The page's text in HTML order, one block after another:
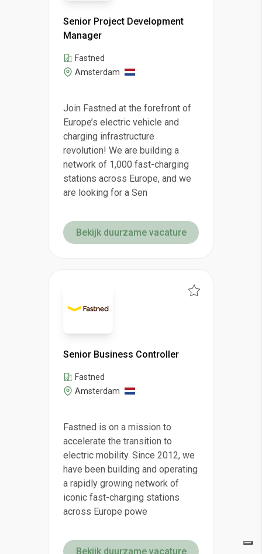
Senior Project Development
Manager
Fastned
Amsterdam
Join Fastned at the forefront of
Europe’s electric vehicle and
charging infrastructure
revolution! We are building a
network of 1,000 fast-charging
stations across Europe, and we
are looking for a Sen
Bekijk duurzame vacature
Senior Business Controller
Fastned
Amsterdam
Fastned is on a mission to
accelerate the transition to
electric mobility. Since 2012, we
have been building and operating
a rapidly growing network of
iconic fast-charging stations
across Europe powe
Bekijk duurzame vacature